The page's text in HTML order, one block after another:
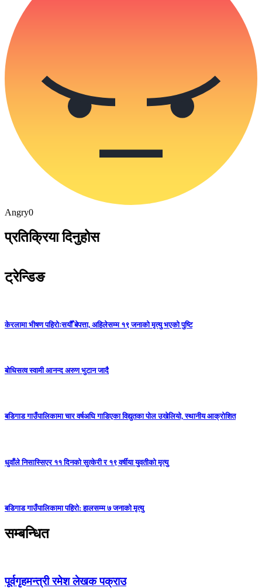
Angry0
प्रतिक्रिया दिनुहोस
ट्रेन्डिङ
केरलामा भीषण पहिरोःसयौँ बेपत्ता, अहिलेसम्म १९ जनाको मृत्यु भएको पुष्टि
बोधिसत्व स्वामी आनन्द अरुण भुटान जादै
बडिगाड गाउँपालिकामा चार वर्षअघि गाडिएका विद्युतका पोल उखेलियो, स्थानीय आक्रोशित
धुवाँले निसास्सिएर ११ दिनको सुत्केरी र १९ वर्षीया युवतीको मृत्यु
बडिगाड गाउँपालिकामा पहिरो: हालसम्म ७ जनाको मृत्यु
सम्बन्धित
पूर्वगृहमन्त्री रमेश लेखक पक्राउ